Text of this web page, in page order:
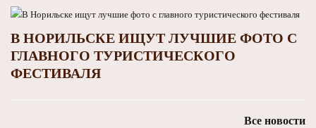
В НОРИЛЬСКЕ ИЩУТ ЛУЧШИЕ ФОТО С
ГЛАВНОГО ТУРИСТИЧЕСКОГО
ФЕСТИВАЛЯ
Все новости